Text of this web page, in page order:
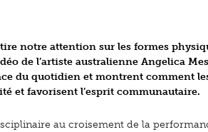
notre attention sur les formes
de l’artiste australienne Angelica
du quotidien et montrent comment
et favorisent l’esprit communautaire.
au croisement de la